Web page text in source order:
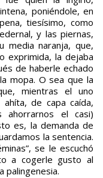
poniéndole, en
tiesísimo, como
y las piernas,
media naranja, que,
exprimida, la dejaba
de haberle echado
mopa. O sea que la
mientras el uno
de capa caída,
ahorrarnos el casi)
es, la demanda de
la sentencia.
se le escuchó
a cogerle gusto al
palingenesia.